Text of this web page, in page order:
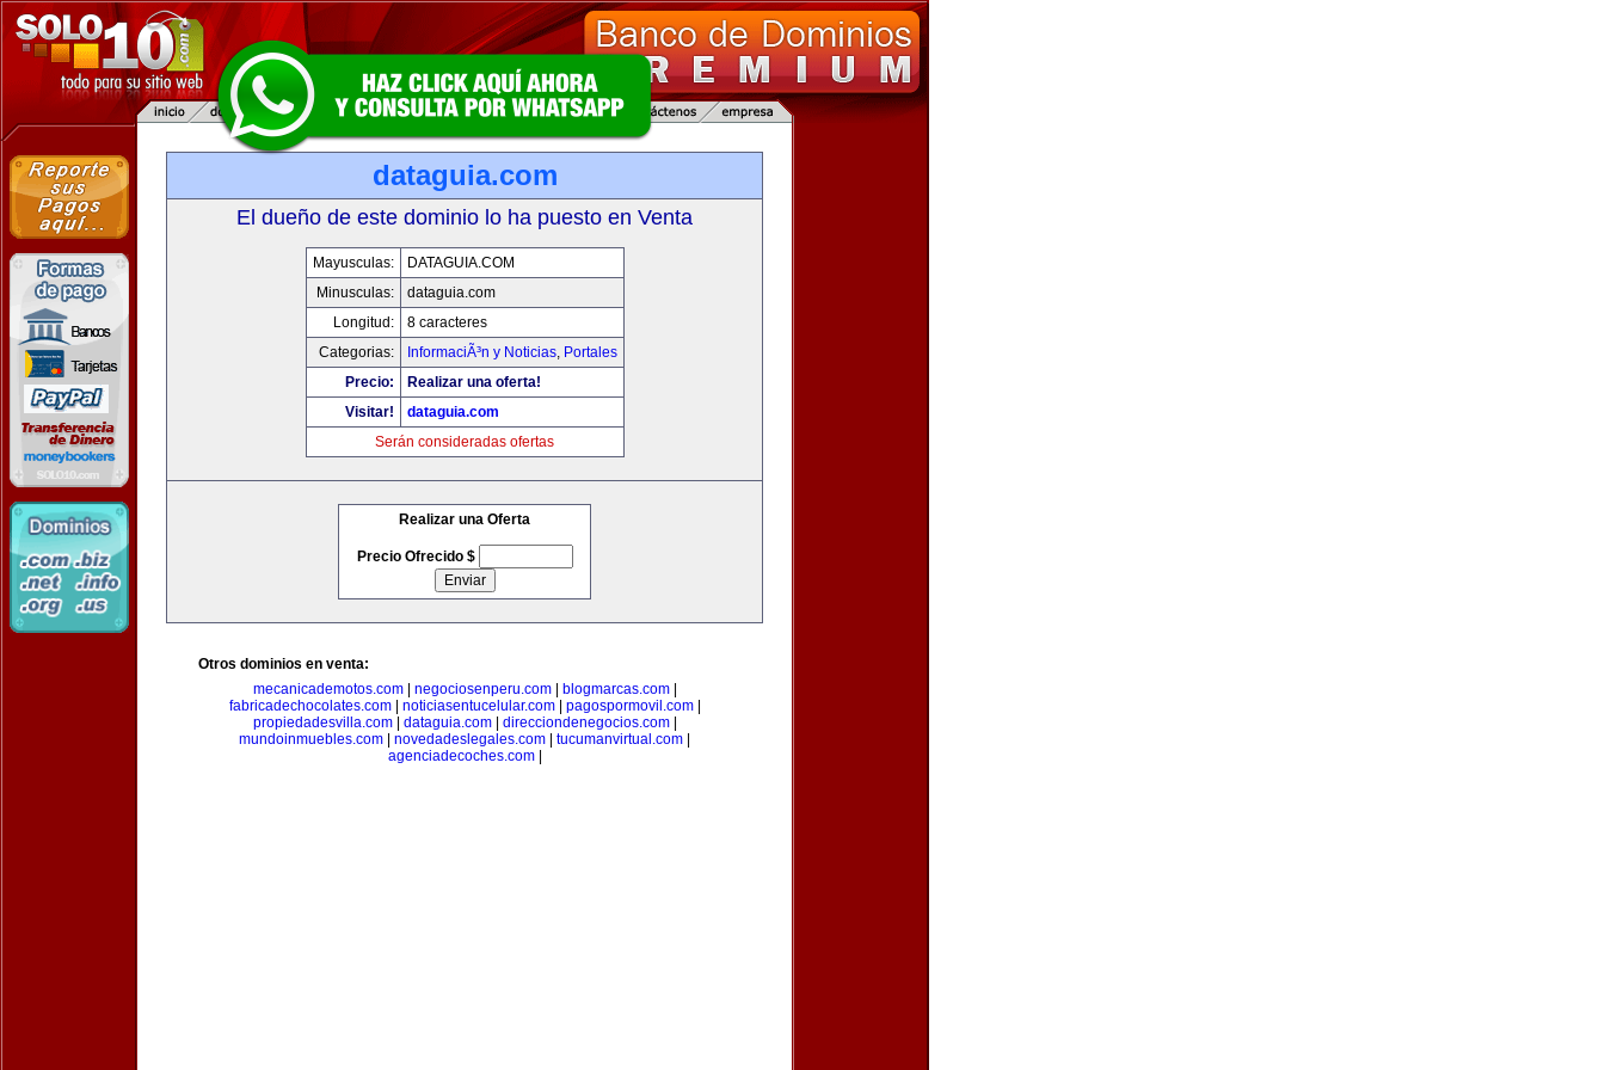
dataguia.com
El dueño de este dominio lo ha puesto en Venta
Mayusculas:
DATAGUIA.COM
Minusculas:
dataguia.com
Longitud:
8 caracteres
Categorias:
InformaciÃ³n y Noticias, Portales
Precio:
Realizar una oferta!
Visitar!
dataguia.com
Serán consideradas ofertas
Realizar una Oferta
Precio Ofrecido $
Otros dominios en venta:
mecanicademotos.com| negociosenperu.com| blogmarcas.com|
fabricadechocolates.com| noticiasentucelular.com| pagospormovil.com|
propiedadesvilla.com| dataguia.com| direcciondenegocios.com|
mundoinmuebles.com
novedadeslegales.com tucumanvirtual.com
agenciadecoches.com|